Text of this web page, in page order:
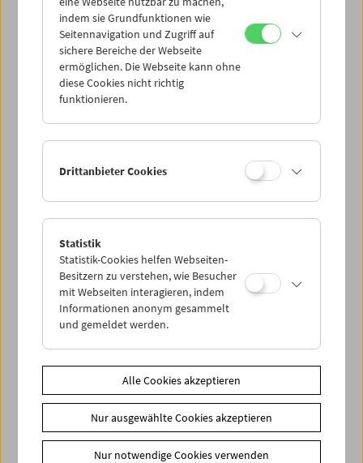
Mi 4.2.
Do 5.2.
Sa 7.2.
PROGRAMM ÜBERBLICK
Share on
indem sie Grundfunktionen wie
Seitennavigation und Zugriff auf
sichere Bereiche der Webseite
ermöglichen. Die Webseite kann ohne
diese Cookies nicht richtig
funktionieren.
Drittanbieter Cookies
Statistik
Statistik-Cookies helfen Webseiten-
Besitzern zu verstehen, wie Besucher
mit Webseiten interagieren, indem
Informationen anonym gesammelt
und gemeldet werden.
Alle Cookies akzeptieren
Nur ausgewählte Cookies akzeptieren
Nur notwendige Cookies verwenden